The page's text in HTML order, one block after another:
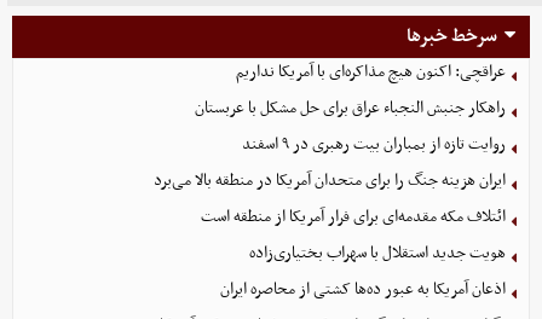
سرخط خبرها
عراقچی: اکنون هیچ مذاکره‌ای با آمریکا نداریم
راهکار جنبش النجباء عراق برای حل مشکل با عربستان
روایت تازه از بمباران بیت رهبری در ۹ اسفند
ایران هزینه جنگ را برای متحدان آمریکا در منطقه بالا می‌برد
ائتلاف مکه مقدمه‌ای برای فرار آمریکا از منطقه است
هویت جدید استقلال با سهراب بختیاری‌زاده
اذعان آمریکا به عبور ده‌ها کشتی از محاصره ایران